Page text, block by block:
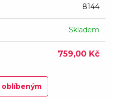
8144
Skladem
759,00 Kč
oblíbeným